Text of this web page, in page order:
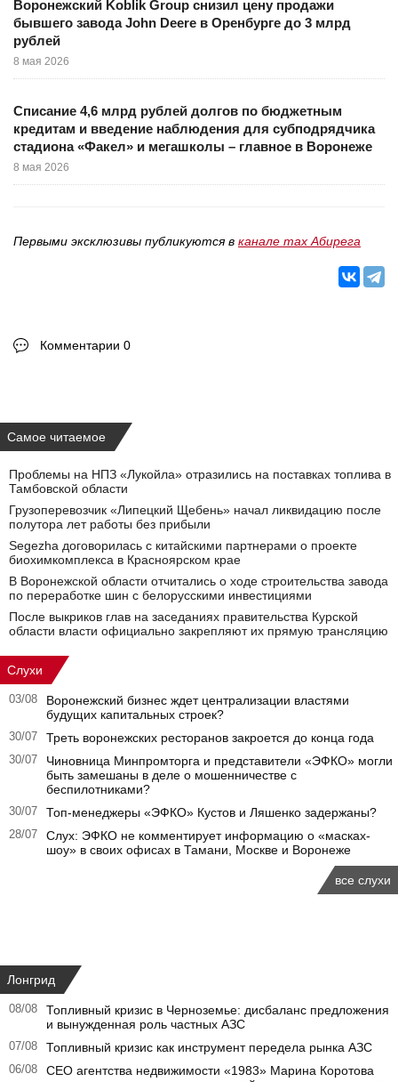
Воронежский Koblik Group снизил цену продажи
бывшего завода John Deere в Оренбурге до 3 млрд
рублей
8 мая 2026
Списание 4,6 млрд рублей долгов по бюджетным
кредитам и введение наблюдения для субподрядчика
стадиона «Факел» и мегашколы – главное в Воронеже
8 мая 2026
Первыми эксклюзивы публикуются в канале max Абирега
Комментарии 0
Самое читаемое
Проблемы на НПЗ «Лукойла» отразились на поставках топлива в
Тамбовской области
Грузоперевозчик «Липецкий Щебень» начал ликвидацию после
полутора лет работы без прибыли
Segezha договорилась с китайскими партнерами о проекте
биохимкомплекса в Красноярском крае
В Воронежской области отчитались о ходе строительства завода
по переработке шин с белорусскими инвестициями
После выкриков глав на заседаниях правительства Курской
области власти официально закрепляют их прямую трансляцию
Слухи
03/08
Воронежский бизнес ждет централизации властями
будущих капитальных строек?
30/07 Треть воронежских ресторанов закроется до конца года
30/07
Чиновница Минпромторга и представители «ЭФКО» могли
быть замешаны в деле о мошенничестве с
беспилотниками?
30/07 Топ-менеджеры «ЭФКО» Кустов и Ляшенко задержаны?
28/07
Слух: ЭФКО не комментирует информацию о «масках-
шоу» в своих офисах в Тамани, Москве и Воронеже
все слухи
Лонгрид
08/08
Топливный кризис в Черноземье: дисбаланс предложения
и вынужденная роль частных АЗС
07/08 Топливный кризис как инструмент передела рынка АЗС
06/08
CEO агентства недвижимости «1983» Марина Коротова